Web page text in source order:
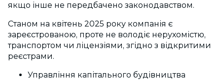
якщо інше не передбачено законодавством.
Станом на квітень 2025 року компанія є
зареєстрованою, проте не володіє нерухомістю,
транспортом чи ліцензіями, згідно з відкритими
реєстрами.
Управління капітального будівництва